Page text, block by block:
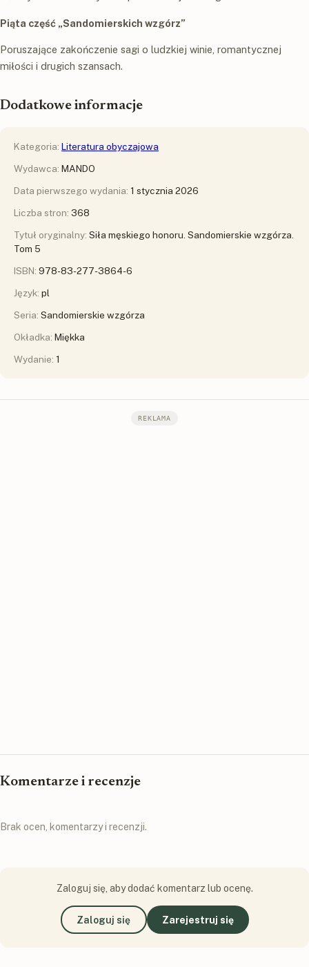
Piąta część „Sandomierskich wzgórz”
Poruszające zakończenie sagi o ludzkiej winie, romantycznej
miłości i drugich szansach.
Dodatkowe informacje
Kategoria: Literatura obyczajowa
Wydawca: MANDO
Data pierwszego wydania: 1 stycznia 2026
Liczba stron: 368
Tytuł oryginalny: Siła męskiego honoru. Sandomierskie wzgórza.
Tom 5
ISBN: 978-83-277-3864-6
Język: pl
Seria: Sandomierskie wzgórza
Okładka: Miękka
Wydanie: 1
REKLAMA
Komentarze i recenzje
Brak ocen, komentarzy i recenzji.
Zaloguj się, aby dodać komentarz lub ocenę.
Zaloguj się Zarejestruj się